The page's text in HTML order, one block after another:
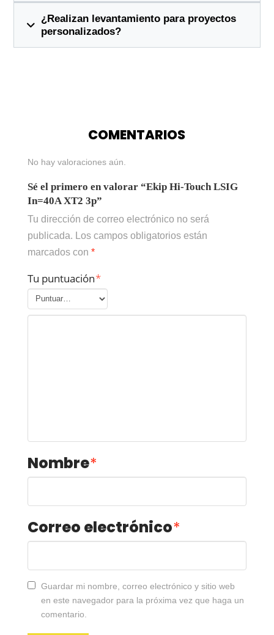
¿Realizan levantamiento para proyectos
personalizados?
COMENTARIOS
No hay valoraciones aún.
Sé el primero en valorar “Ekip Hi-Touch LSIG
In=40A XT2 3p”
Tu dirección de correo electrónico no será
publicada.
Los campos obligatorios están
marcados con *
Tu puntuación*
Nombre*
Correo electrónico*
Guardar mi nombre, correo electrónico y sitio web
en este navegador para la próxima vez que haga un
comentario.